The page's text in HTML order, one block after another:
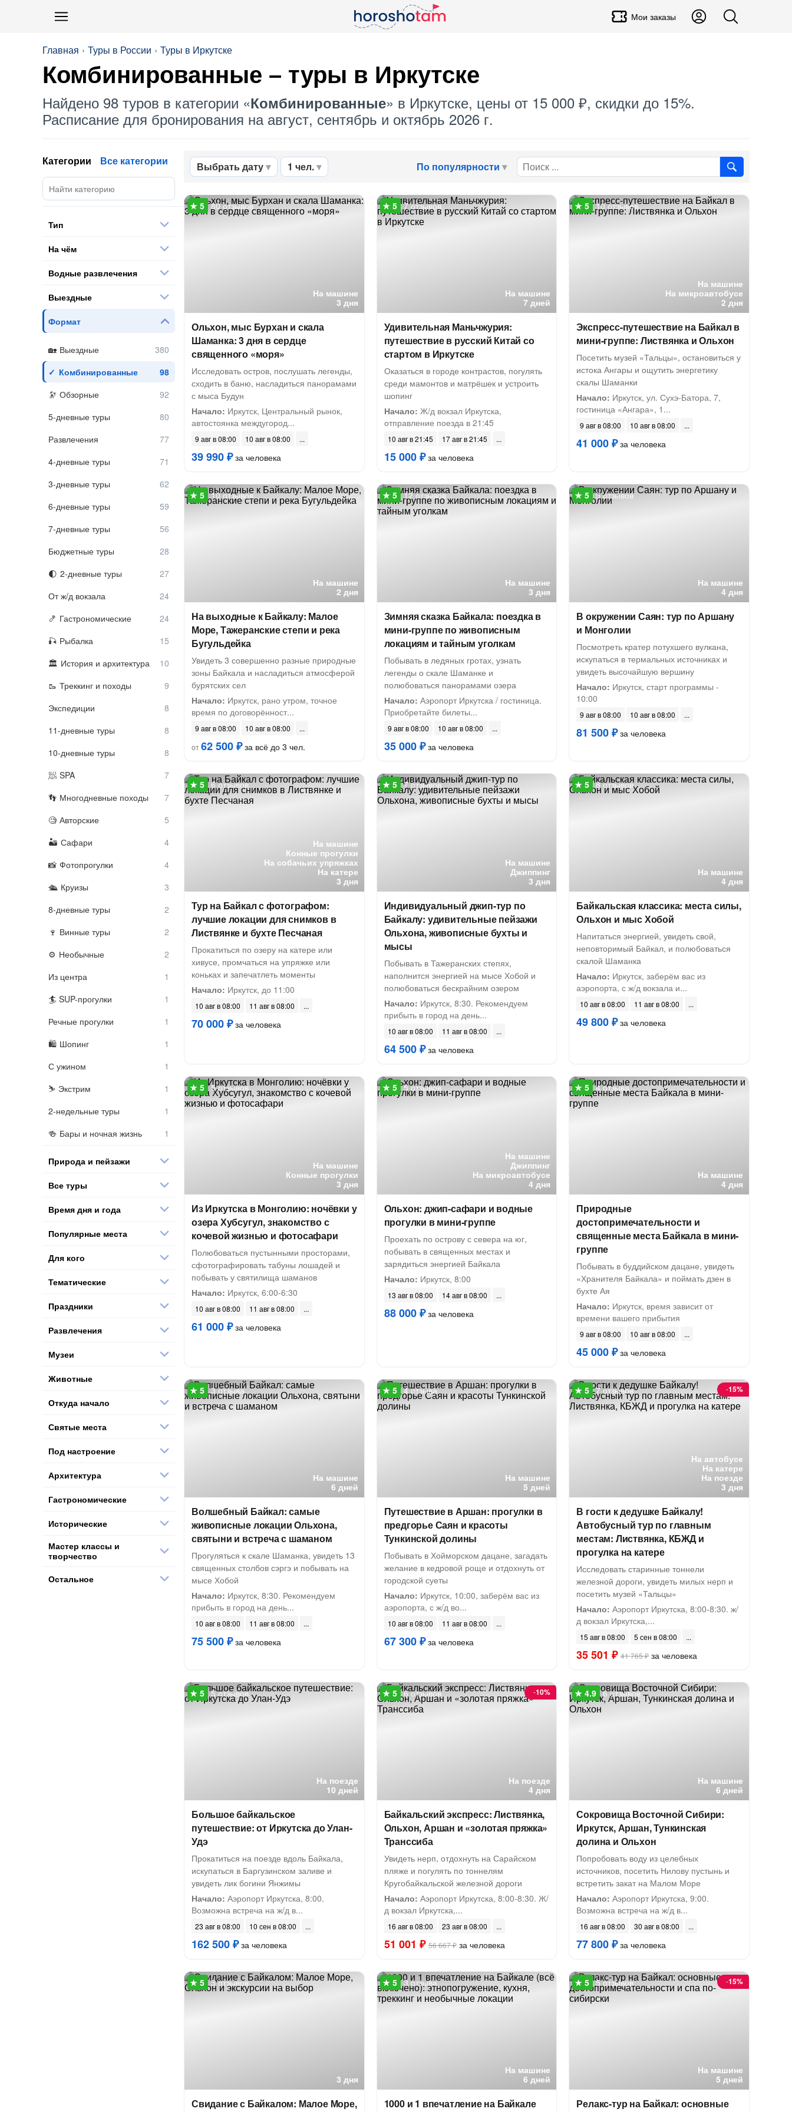
Мои заказы
Главная Туры в России Туры в Иркутске
Комбинированные – туры в Иркутске
Найдено 98 туров в категории «Комбинированные» в Иркутске, цены от 15 000 ₽, скидки до 15%.
Расписание для бронирования на август, сентябрь и октябрь 2026 г.
Выбрать дату 1 чел. По популярности
На машине
3 дня
80 отзывов
Ольхон, мыс Бурхан и скала
Шаманка: 3 дня в сердце
священного «моря»
Исследовать остров, послушать легенды,
сходить в баню, насладиться панорамами
с мыса Будун
Начало: Иркутск, Центральный рынок,
автостоянка междугород...
9 авг в 08:00 10 авг в 08:00
39 990 ₽за человека
На машине
7 дней
7 отзывов
Удивительная Маньчжурия:
путешествие в русский Китай со
стартом в Иркутске
Оказаться в городе контрастов, погулять
среди мамонтов и матрёшек и устроить
шопинг
Начало: Ж/д вокзал Иркутска,
отправление поезда в 21:45
10 авг в 21:45 17 авг в 21:45
15 000 ₽за человека
На машине
На микроавтобусе
2 дня
10 отзывов
Экспресс-путешествие на Байкал в
мини-группе: Листвянка и Ольхон
Посетить музей «Тальцы», остановиться у
истока Ангары и ощутить энергетику
скалы Шаманки
Начало: Иркутск, ул. Сухэ-Батора, 7,
гостиница «Ангара», 1...
9 авг в 08:00 10 авг в 08:00
41 000 ₽за человека
На машине
2 дня
10 отзывов
На выходные к Байкалу: Малое
Море, Тажеранские степи и река
Бугульдейка
Увидеть 3 совершенно разные природные
зоны Байкала и насладиться атмосферой
бурятских сел
Начало: Иркутск, рано утром, точное
время по договорённост...
9 авг в 08:00
10 авг в 08:00
от62 500 ₽за всё до 3 чел.
На машине
3 дня
12 отзывов
Зимняя сказка Байкала: поездка в
мини-группе по живописным
локациям и тайным уголкам
Побывать в ледяных гротах, узнать
легенды о скале Шаманке и
полюбоваться панорамами озера
Начало: Аэропорт Иркутска / гостиница.
Приобретайте билеты...
9 авг в 08:00 10 авг в 08:00
35 000 ₽за человека
На машине
4 дня
5 отзывов
В окружении Саян: тур по Аршану
и Монголии
Посмотреть кратер потухшего вулкана,
искупаться в термальных источниках и
увидеть высочайшую вершину
Начало: Иркутск, старт программы -
10:00
9 авг в 08:00 10 авг в 08:00
81 500 ₽за человека
На машине
Конные прогулки
На собачьих упряжках
На катере
3 дня
6 отзывов
Тур на Байкал с фотографом:
лучшие локации для снимков в
Листвянке и бухте Песчаная
Прокатиться по озеру на катере или
хивусе, промчаться на упряжке или
коньках и запечатлеть моменты
Начало: Иркутск, до 11:00
10 авг в 08:00 11 авг в 08:00
70 000 ₽за человека
На машине
Джиппинг
3 дня
7 отзывов
Индивидуальный джип-тур по
Байкалу: удивительные пейзажи
Ольхона, живописные бухты и
мысы
Побывать в Тажеранских степях,
наполнится энергией на мысе Хобой и
полюбоваться бескрайним озером
Начало: Иркутск, 8:30. Рекомендуем
прибыть в город на день...
10 авг в 08:00 11 авг в 08:00
64 500 ₽за человека
На машине
4 дня
8 отзывов
Байкальская классика: места силы,
Ольхон и мыс Хобой
Напитаться энергией, увидеть свой,
неповторимый Байкал, и полюбоваться
скалой Шаманка
Начало: Иркутск, заберём вас из
аэропорта, с ж/д вокзала и...
10 авг в 08:00 11 авг в 08:00
49 800 ₽за человека
На машине
Конные прогулки
3 дня
5 отзывов
Из Иркутска в Монголию: ночёвки у
озера Хубсугул, знакомство с
кочевой жизнью и фотосафари
Полюбоваться пустынными просторами,
сфотографировать табуны лошадей и
побывать у святилища шаманов
Начало: Иркутск, 6:00-6:30
10 авг в 08:00 11 авг в 08:00
61 000 ₽за человека
На машине
Джиппинг
На микроавтобусе
4 дня
5 отзывов
Ольхон: джип-сафари и водные
прогулки в мини-группе
Проехать по острову с севера на юг,
побывать в священных местах и
зарядиться энергией Байкала
Начало: Иркутск, 8:00
13 авг в 08:00 14 авг в 08:00
88 000 ₽за человека
На машине
4 дня
4 отзыва
Природные
достопримечательности и
священные места Байкала в мини-
группе
Побывать в буддийском дацане, увидеть
«Хранителя Байкала» и поймать дзен в
бухте Ая
Начало: Иркутск, время зависит от
времени вашего прибытия
9 авг в 08:00 10 авг в 08:00
45 000 ₽за человека
На машине
6 дней
3 отзыва
Волшебный Байкал: самые
живописные локации Ольхона,
святыни и встреча с шаманом
Прогуляться к скале Шаманка, увидеть 13
священных столбов сэргэ и побывать на
мысе Хобой
Начало: Иркутск, 8:30. Рекомендуем
прибыть в город на день...
10 авг в 08:00 11 авг в 08:00
75 500 ₽за человека
На машине
5 дней
4 отзыва
Путешествие в Аршан: прогулки в
предгорье Саян и красоты
Тункинской долины
Побывать в Хойморском дацане, загадать
желание в кедровой роще и отдохнуть от
городской суеты
Начало: Иркутск, 10:00, заберём вас из
аэропорта, с ж/д во...
10 авг в 08:00 11 авг в 08:00
67 300 ₽за человека
На автобусе
На катере
На поезде
3 дня
-15%
7 отзывов
В гости к дедушке Байкалу!
Автобусный тур по главным
местам: Листвянка, КБЖД и
прогулка на катере
Исследовать старинные тоннели
железной дороги, увидеть милых нерп и
посетить музей «Тальцы»
Начало: Аэропорт Иркутска, 8:00-8:30. ж/
д вокзал Иркутска,...
15 авг в 08:00 5 сен в 08:00
35 501 ₽ 41 765 ₽за человека
На поезде
10 дней
5 отзывов
Большое байкальское
путешествие: от Иркутска до Улан-
Удэ
Прокатиться на поезде вдоль Байкала,
искупаться в Баргузинском заливе и
увидеть лик богини Янжимы
Начало: Аэропорт Иркутска, 8:00.
Возможна встреча на ж/д в...
23 авг в 08:00 10 сен в 08:00
162 500 ₽за человека
На поезде
4 дня
-10%
6 отзывов
Байкальский экспресс: Листвянка,
Ольхон, Аршан и «золотая пряжка»
Транссиба
Увидеть нерп, отдохнуть на Сарайском
пляже и погулять по тоннелям
Кругобайкальской железной дороги
Начало: Аэропорт Иркутска, 8:00-8:30. Ж/
д вокзал Иркутска,...
16 авг в 08:00 23 авг в 08:00
51 001 ₽ 56 667 ₽за человека
На машине
6 дней
6 отзывов
Сокровища Восточной Сибири:
Иркутск, Аршан, Тункинская
долина и Ольхон
Попробовать воду из целебных
источников, посетить Нилову пустынь и
встретить закат на Малом Море
Начало: Аэропорт Иркутска, 9:00.
Возможна встреча на ж/д в...
16 авг в 08:00 30 авг в 08:00
77 800 ₽за человека
3 дня
5 отзывов
Свидание с Байкалом: Малое Море,
На машине
6 дней
3 отзыва
1000 и 1 впечатление на Байкале
На машине
5 дней
-15%
5 отзывов
Релакс-тур на Байкал: основные
Категории Все категории
Тип
На чём
Водные развлечения
Выездные
Формат
Выездные
Комбинированные
Обзорные
5-дневные туры
Развлечения
4-дневные туры
3-дневные туры
6-дневные туры
7-дневные туры
Бюджетные туры
2-дневные туры
От ж/д вокзала
Гастрономические
Рыбалка
История и архитектура
Треккинг и походы
Экспедиции
11-дневные туры
10-дневные туры
SPA
Многодневные походы
Авторские
Сафари
Фотопрогулки
Круизы
8-дневные туры
Винные туры
Необычные
Из центра
SUP-прогулки
Речные прогулки
Шопинг
С ужином
Экстрим
2-недельные туры
Бары и ночная жизнь
Природа и пейзажи
Все туры
Время дня и года
Популярные места
Для кого
Тематические
Праздники
Развлечения
Музеи
Животные
Откуда начало
Святые места
Под настроение
Архитектура
Гастрономические
Исторические
Мастер классы и
творчество
Остальное